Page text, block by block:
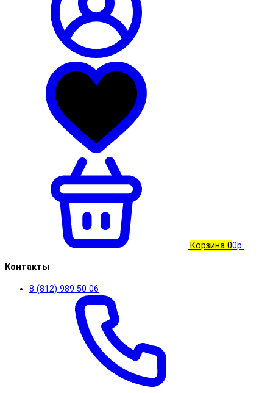
Корзина 00р.
Контакты
8 (812) 989 50 06